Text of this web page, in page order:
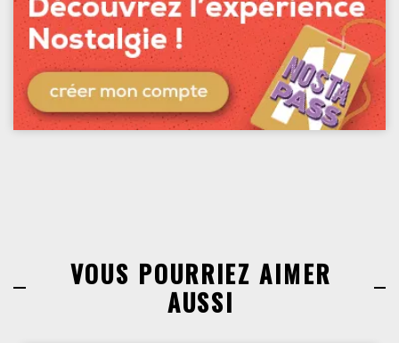
VOUS POURRIEZ AIMER
AUSSI